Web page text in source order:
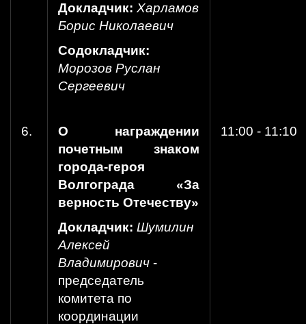
Докладчик: Харламов
Борис Николаевич
Содокладчик:
Морозов Руслан
Сергеевич
6.
О награждении
почетным знаком
города-героя
Волгограда «За
верность Отечеству»
Докладчик: Шумилин
Алексей
Владимирович -
председатель
комитета по
координации
11:00 - 11:10